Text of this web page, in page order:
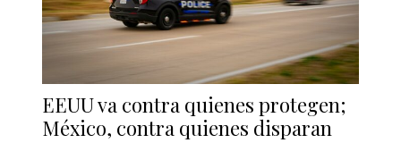
EEUU va contra quienes protegen;
México, contra quienes disparan